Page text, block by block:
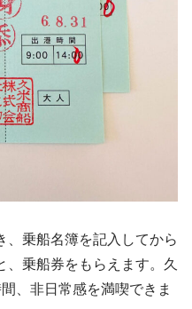
、乗船名簿を記入してから
乗船券をもらえます。久
、非日常感を満喫できま